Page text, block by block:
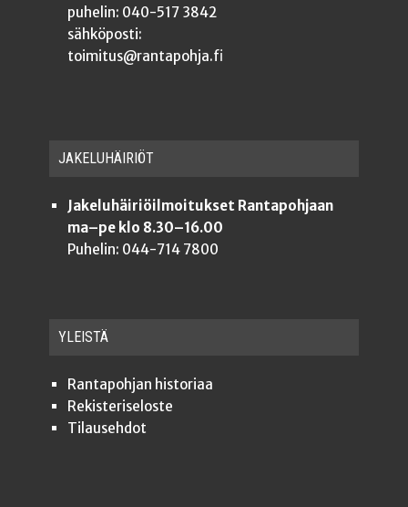
puhelin: 040-517 3842
sähköposti:
toimitus@rantapohja.fi
JAKE­LU­HÄI­RIÖT
Jakeluhäiriöilmoitukset Rantapohjaan
ma–pe klo 8.30–16.00
Puhelin: 044-714 7800
YLEISTÄ
Ran­ta­poh­jan historiaa
Rekis­te­ri­se­los­te
Tilauseh­dot